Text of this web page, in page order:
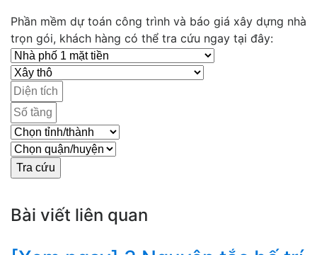
Phần mềm dự toán công trình và báo giá xây dựng nhà
trọn gói, khách hàng có thể tra cứu ngay tại đây:
Bài viết liên quan